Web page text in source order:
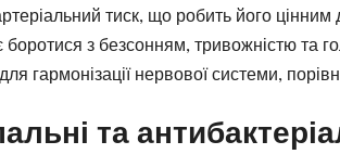
тиск, що робить його цінним
з безсонням, тривожністю та
гармонізації нервової системи,
та